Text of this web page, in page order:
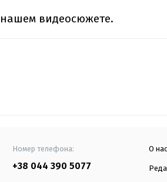
видеосюжете.
Номер телефона:
+38 044 390 5077
О нас